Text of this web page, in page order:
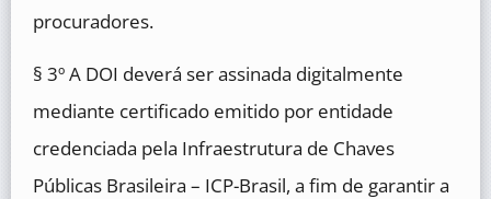
procuradores.
§ 3º A DOI deverá ser assinada digitalmente
mediante certificado emitido por entidade
credenciada pela Infraestrutura de Chaves
Públicas Brasileira – ICP-Brasil, a fim de garantir a